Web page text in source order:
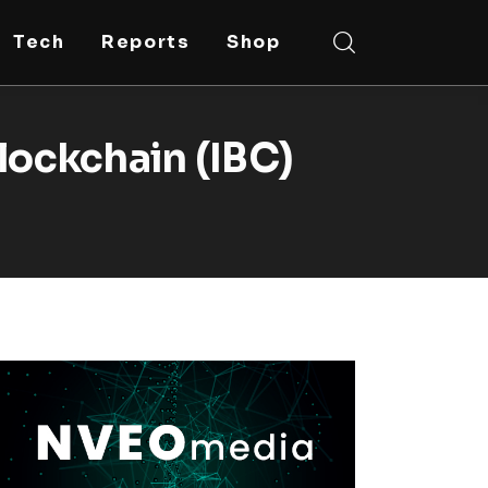
Tech Reports Shop
(IBC)